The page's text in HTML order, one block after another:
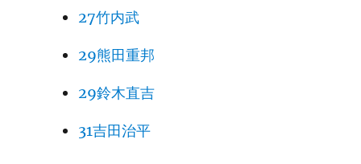
27竹内武
29熊田重邦
29鈴木直吉
31吉田治平